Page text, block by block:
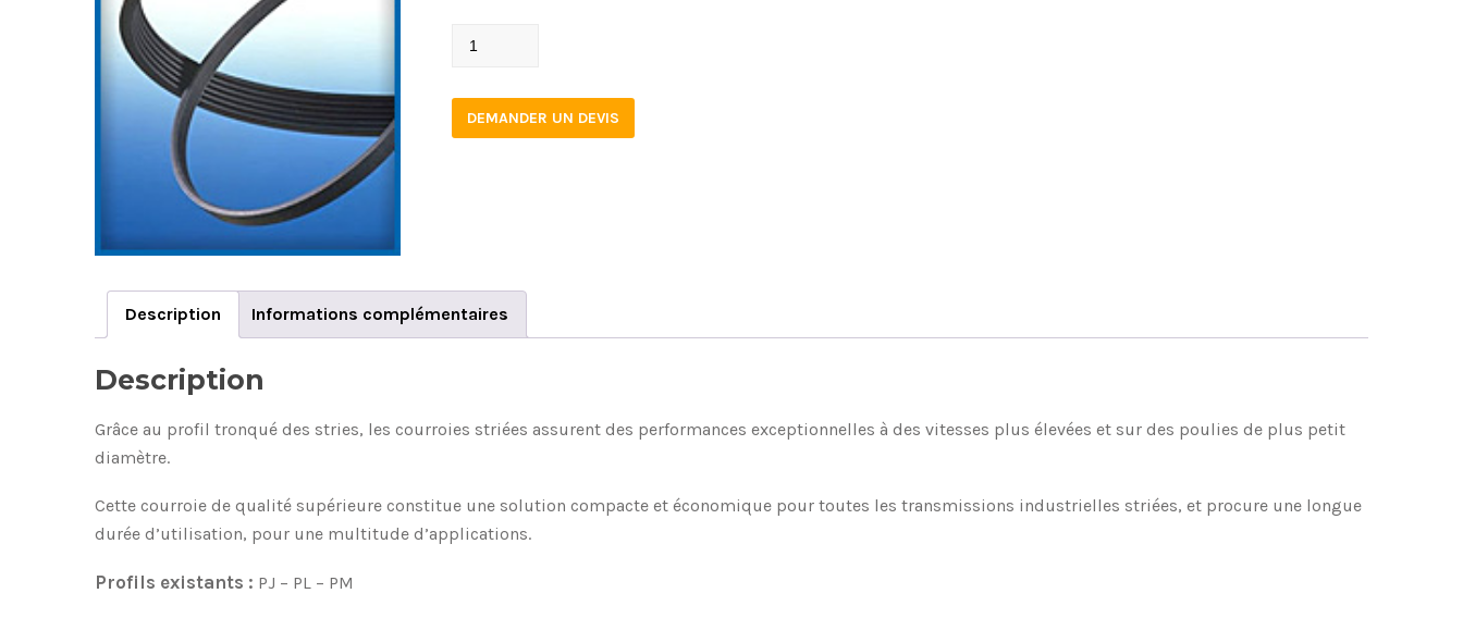
PM7646/9
DEMANDER UN DEVIS
Description Informations complémentaires
Description
Grâce au profil tronqué des stries, les courroies striées assurent des performances exceptionnelles à des vitesses plus élevées et sur des poulies de plus petit
diamètre.
Cette courroie de qualité supérieure constitue une solution compacte et économique pour toutes les transmissions industrielles striées, et procure une longue
durée d’utilisation, pour une multitude d’applications.
Profils existants : PJ – PL – PM